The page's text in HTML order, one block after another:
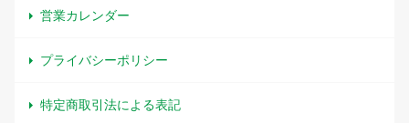
営業カレンダー
プライバシーポリシー
特定商取引法による表記